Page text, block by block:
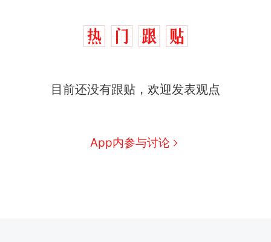
目前还没有跟贴，欢迎发表观点
App内参与讨论